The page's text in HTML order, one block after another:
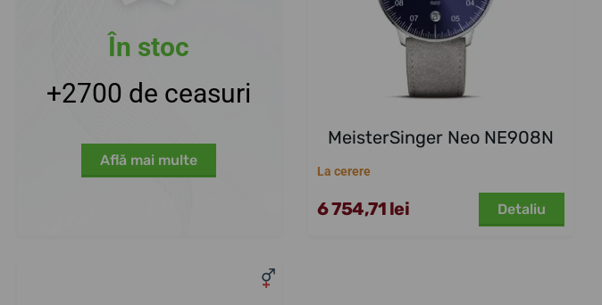
În stoc
+2700 de ceasuri
Află mai multe
MeisterSinger Neo NE908N
La cerere
6 754,71 lei Detaliu